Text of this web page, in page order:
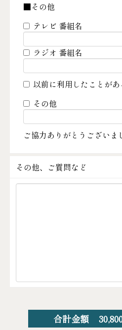
■その他
テレビ 番組名
ラジオ 番組名
以前に利用したことがあ
その他
ご協力ありがとうございま
その他、ご質問など
合計金額